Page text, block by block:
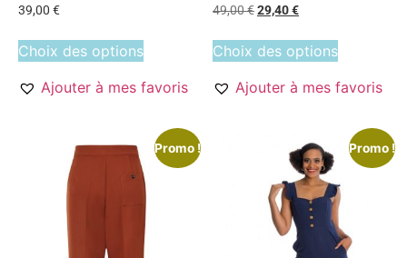
39,00 €
Choix des options
Ajouter à mes favoris
49,00€29,40€
Choix des options
Ajouter à mes favoris
Promo ! Promo !